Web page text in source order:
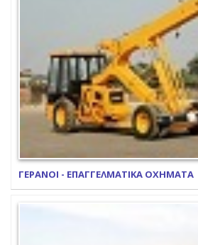
ΓΕΡΑΝΟΙ - ΕΠΑΓΓΕΛΜΑΤΙΚΑ ΟΧΗΜΑΤΑ